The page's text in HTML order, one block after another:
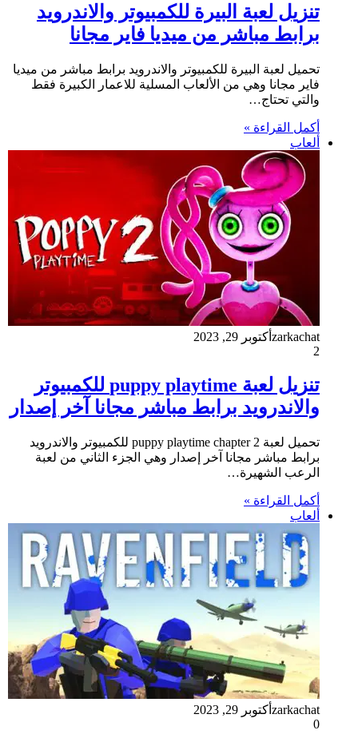
تنزيل لعبة البيرة للكمبيوتر والاندرويد
برابط مباشر من ميديا فاير مجانا
تحميل لعبة البيرة للكمبيوتر والاندرويد برابط مباشر من ميديا
فاير مجانا وهي من الألعاب المسلية للاعمار الكبيرة فقط
والتي تحتاج…
أكمل القراءة »
ألعاب
zarkachat أكتوبر 29, 2023
2
تنزيل لعبة puppy playtime للكمبيوتر
والاندرويد برابط مباشر مجانا آخر إصدار
تحميل لعبة puppy playtime chapter 2 للكمبيوتر والاندرويد
برابط مباشر مجانا آخر إصدار وهي الجزء الثاني من لعبة
الرعب الشهيرة…
أكمل القراءة »
ألعاب
zarkachat أكتوبر 29, 2023
0